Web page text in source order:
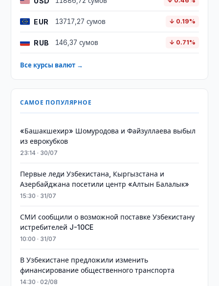
EUR 13717,27 сумов ↓ 0.19%
RUB 146,37 сумов ↓ 0.71%
Все курсы валют →
САМОЕ ПОПУЛЯРНОЕ
«Башакшехир» Шомуродова и Файзуллаева выбыл
из еврокубков
23:14 · 30/07
Первые леди Узбекистана, Кыргызстана и
Азербайджана посетили центр «Алтын Балалык»
15:30 · 31/07
СМИ сообщили о возможной поставке Узбекистану
истребителей J-10CE
10:00 · 31/07
В Узбекистане предложили изменить
финансирование общественного транспорта
14:30 · 02/08